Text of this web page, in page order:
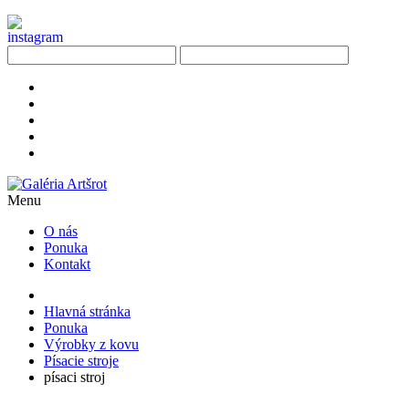
Menu
O nás
Ponuka
Kontakt
Hlavná stránka
Ponuka
Výrobky z kovu
Písacie stroje
písaci stroj